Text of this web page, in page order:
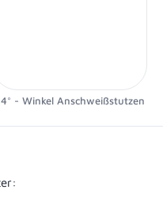
- Winkel Anschweißstutzen